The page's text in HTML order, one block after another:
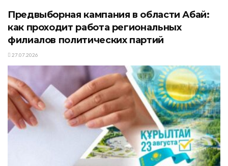
Предвыборная кампания в области Абай:
как проходит работа региональных
филиалов политических партий
27.07.2026